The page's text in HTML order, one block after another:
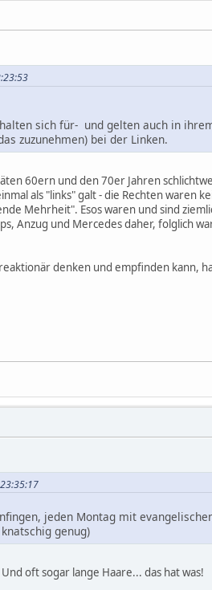
sich für- und gelten auch in
zuzunehmen) bei der Linken.
60ern und den 70er Jahren
als "links" galt - die Rechten waren
Mehrheit". Esos waren und sind
Anzug und Mercedes daher, folglich
denken und empfinden kann,
jeden Montag mit
genug)
oft sogar lange Haare... das hat was!